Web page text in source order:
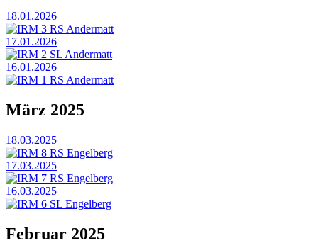
18.01.2026
IRM 3 RS Andermatt
17.01.2026
IRM 2 SL Andermatt
16.01.2026
IRM 1 RS Andermatt
März 2025
18.03.2025
IRM 8 RS Engelberg
17.03.2025
IRM 7 RS Engelberg
16.03.2025
IRM 6 SL Engelberg
Februar 2025